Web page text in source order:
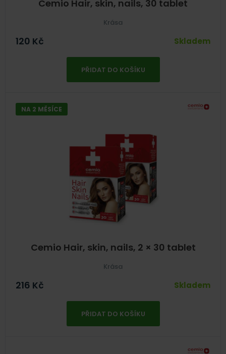
Cemio Hair, skin, nails, 30 tablet
Krása
120 Kč Skladem
PŘIDAT DO KOŠÍKU
Cemio Hair, skin, nails, 2 × 30 tablet
NA 2 MĚSÍCE
Krása
216 Kč Skladem
PŘIDAT DO KOŠÍKU